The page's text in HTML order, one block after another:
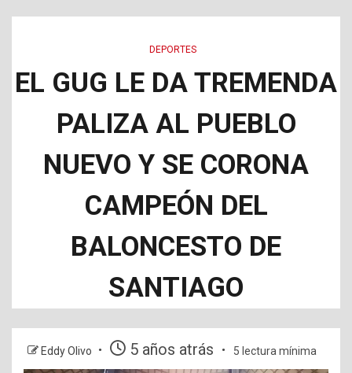
DEPORTES
EL GUG LE DA TREMENDA
PALIZA AL PUEBLO
NUEVO Y SE CORONA
CAMPEÓN DEL
BALONCESTO DE
SANTIAGO
Eddy Olivo 5 años atrás 5 lectura mínima